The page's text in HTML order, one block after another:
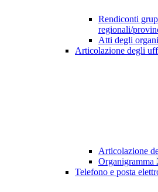
Rendiconti
regionali/
Atti degli
Articolazione degli
Articolazione
Organigramma
Telefono e posta